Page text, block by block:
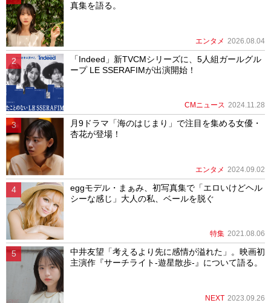
真集を語る。
エンタメ 2026.08.04
「Indeed」新TVCMシリーズに、5人組ガールグル
ープ LE SSERAFIMが出演開始！
CMニュース 2024.11.28
月9ドラマ「海のはじまり」で注目を集める女優・
杏花が登場！
エンタメ 2024.09.02
eggモデル・まぁみ、初写真集で「エロいけどヘル
シーな感じ」大人の私、ベールを脱ぐ
特集 2021.08.06
中井友望「考えるより先に感情が溢れた」。映画初
主演作『サーチライト-遊星散歩-』について語る。
NEXT 2023.09.26